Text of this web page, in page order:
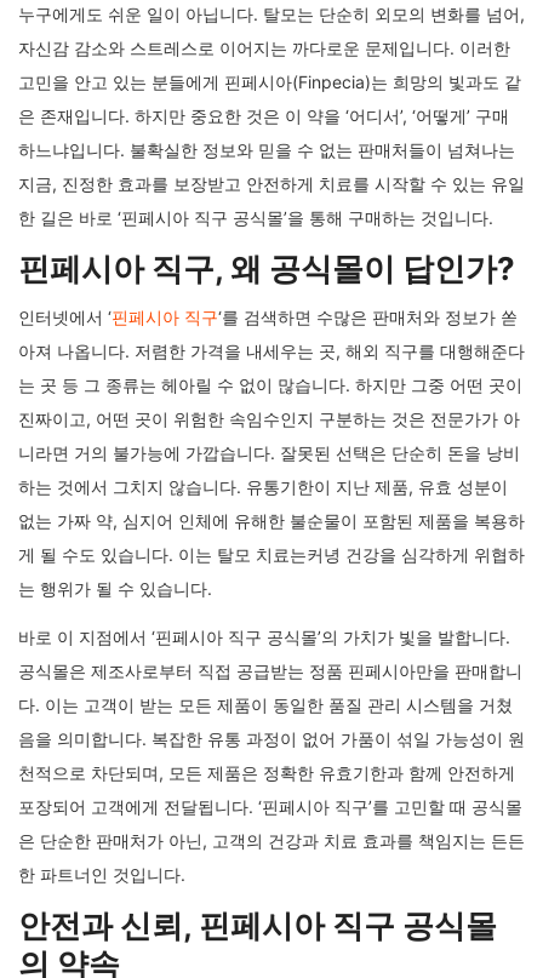
매일 아침 거울 앞에서 서서히 늘어나는 빗자국, 샴푸 후 욕실 바닥
누구에게도 쉬운 일이 아닙니다. 탈모는 단순히 외모의 변화를 넘어,
자신감 감소와 스트레스로 이어지는 까다로운 문제입니다. 이러한
고민을 안고 있는 분들에게 핀페시아(Finpecia)는 희망의 빛과도 같
은 존재입니다. 하지만 중요한 것은 이 약을 ‘어디서’, ‘어떻게’ 구매
하느냐입니다. 불확실한 정보와 믿을 수 없는 판매처들이 넘쳐나는
지금, 진정한 효과를 보장받고 안전하게 치료를 시작할 수 있는 유일
한 길은 바로 ‘핀페시아 직구 공식몰’을 통해 구매하는 것입니다.
핀페시아 직구, 왜 공식몰이 답인가?
인터넷에서 ‘핀페시아 직구‘를 검색하면 수많은 판매처와 정보가 쏟
아져 나옵니다. 저렴한 가격을 내세우는 곳, 해외 직구를 대행해준다
는 곳 등 그 종류는 헤아릴 수 없이 많습니다. 하지만 그중 어떤 곳이
진짜이고, 어떤 곳이 위험한 속임수인지 구분하는 것은 전문가가 아
니라면 거의 불가능에 가깝습니다. 잘못된 선택은 단순히 돈을 낭비
하는 것에서 그치지 않습니다. 유통기한이 지난 제품, 유효 성분이
없는 가짜 약, 심지어 인체에 유해한 불순물이 포함된 제품을 복용하
게 될 수도 있습니다. 이는 탈모 치료는커녕 건강을 심각하게 위협하
바로 이 지점에서 ‘핀페시아 직구 공식몰’의 가치가 빛을 발합니다.